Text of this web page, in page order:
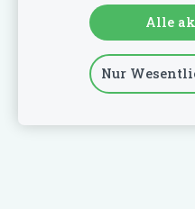
Alle
Nur